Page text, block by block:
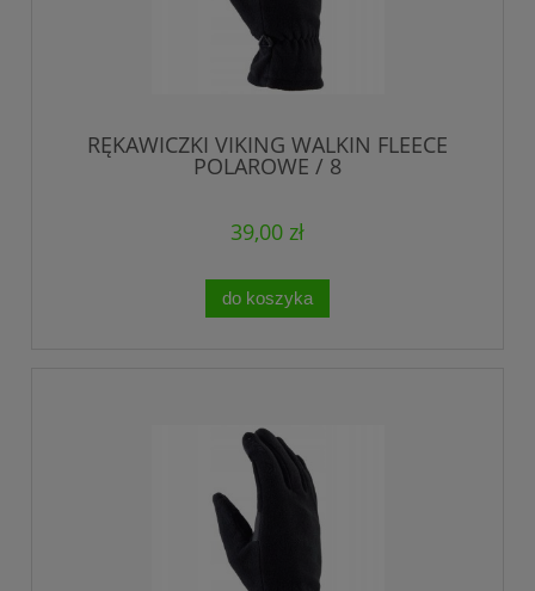
RĘKAWICZKI VIKING WALKIN FLEECE
POLAROWE / 8
39,00 zł
do koszyka